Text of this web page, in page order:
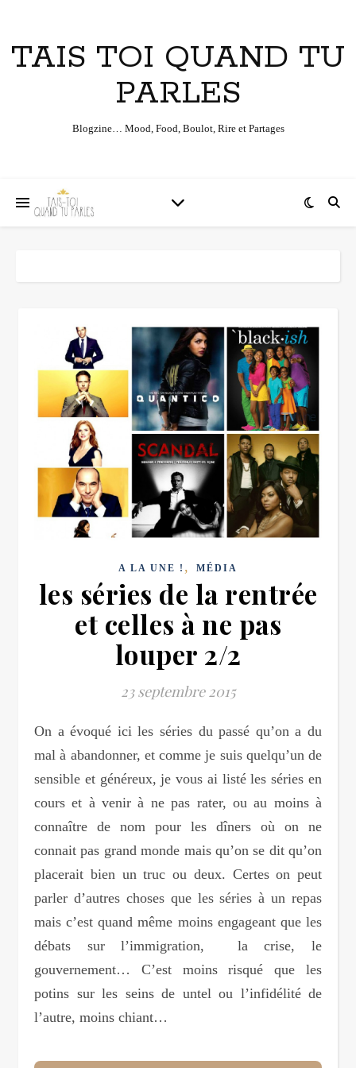
TAIS TOI QUAND TU
PARLES
Blogzine… Mood, Food, Boulot, Rire et Partages
A LA UNE ! , MÉDIA
les séries de la rentrée
et celles à ne pas
louper 2/2
23 septembre 2015
On a évoqué ici les séries du passé qu’on a du
mal à abandonner, et comme je suis quelqu’un de
sensible et généreux, je vous ai listé les séries en
cours et à venir à ne pas rater, ou au moins à
connaître de nom pour les dîners où on ne
connait pas grand monde mais qu’on se dit qu’on
placerait bien un truc ou deux. Certes on peut
parler d’autres choses que les séries à un repas
mais c’est quand même moins engageant que les
débats sur l’immigration, la crise, le
gouvernement… C’est moins risqué que les
potins sur les seins de untel ou l’infidélité de
l’autre, moins chiant…